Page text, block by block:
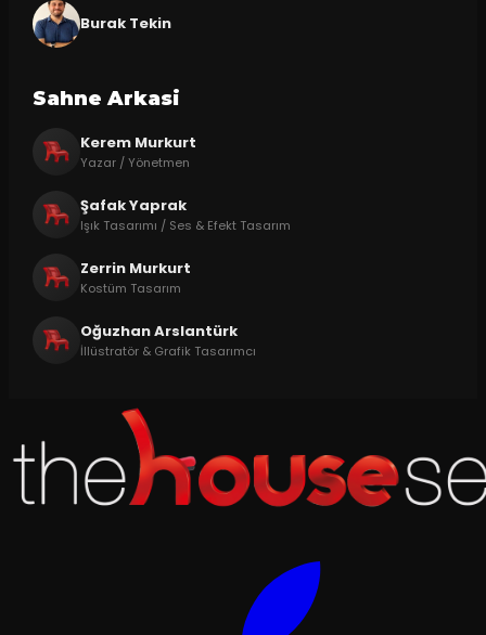
Burak Tekin
Sahne Arkasi
Kerem Murkurt
Yazar / Yönetmen
Şafak Yaprak
Işık Tasarımı / Ses & Efekt Tasarım
Zerrin Murkurt
Kostüm Tasarım
Oğuzhan Arslantürk
İllüstratör & Grafik Tasarımcı